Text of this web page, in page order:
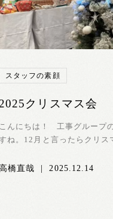
スタッフの素顔
クリスマス会
こんにちは！ 工事グループ
ね。12月と言ったらクリス
橋直哉 | 2025.12.14